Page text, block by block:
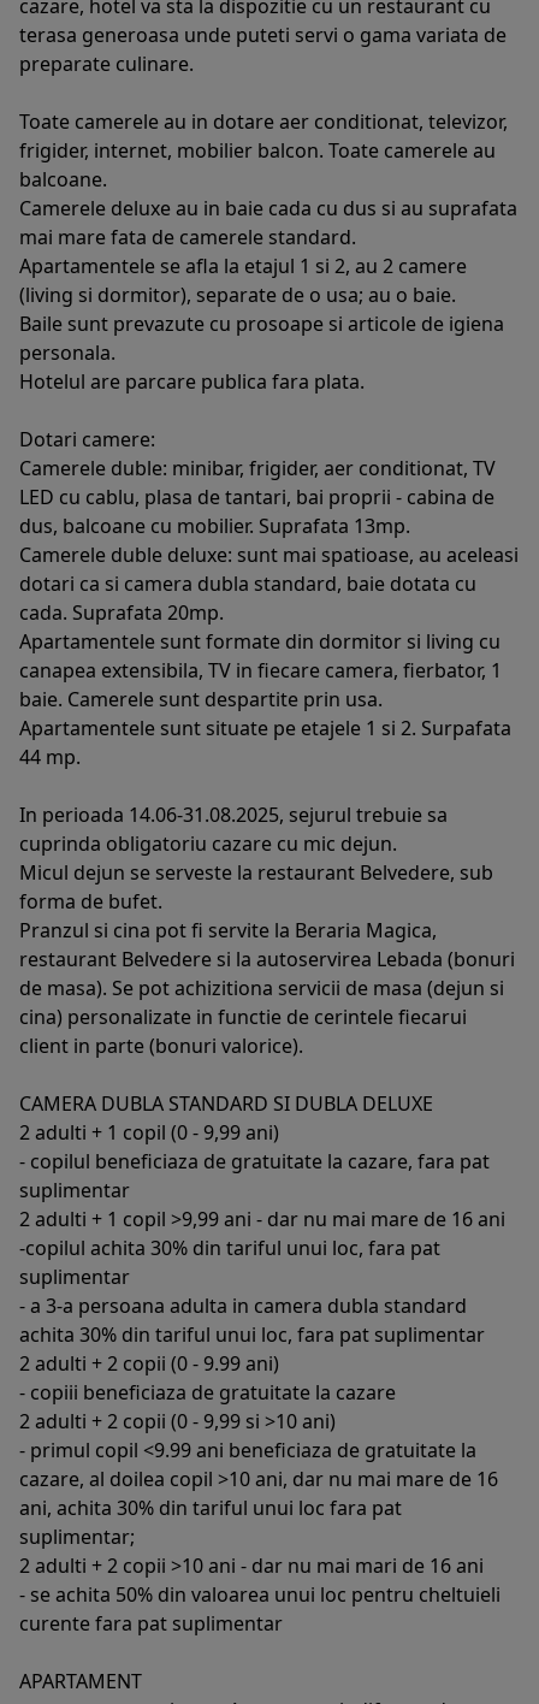
cazare, hotel va sta la dispozitie cu un restaurant cu
terasa generoasa unde puteti servi o gama variata de
preparate culinare.
Toate camerele au in dotare aer conditionat, televizor,
frigider, internet, mobilier balcon. Toate camerele au
balcoane.
Camerele deluxe au in baie cada cu dus si au suprafata
mai mare fata de camerele standard.
Apartamentele se afla la etajul 1 si 2, au 2 camere
(living si dormitor), separate de o usa; au o baie.
Baile sunt prevazute cu prosoape si articole de igiena
personala.
Hotelul are parcare publica fara plata.
Dotari camere:
Camerele duble: minibar, frigider, aer conditionat, TV
LED cu cablu, plasa de tantari, bai proprii - cabina de
dus, balcoane cu mobilier. Suprafata 13mp.
Camerele duble deluxe: sunt mai spatioase, au aceleasi
dotari ca si camera dubla standard, baie dotata cu
cada. Suprafata 20mp.
Apartamentele sunt formate din dormitor si living cu
canapea extensibila, TV in fiecare camera, fierbator, 1
baie. Camerele sunt despartite prin usa.
Apartamentele sunt situate pe etajele 1 si 2. Surpafata
44 mp.
In perioada 14.06-31.08.2025, sejurul trebuie sa
cuprinda obligatoriu cazare cu mic dejun.
Micul dejun se serveste la restaurant Belvedere, sub
forma de bufet.
Pranzul si cina pot fi servite la Beraria Magica,
restaurant Belvedere si la autoservirea Lebada (bonuri
de masa). Se pot achizitiona servicii de masa (dejun si
cina) personalizate in functie de cerintele fiecarui
client in parte (bonuri valorice).
CAMERA DUBLA STANDARD SI DUBLA DELUXE
2 adulti + 1 copil (0 - 9,99 ani)
- copilul beneficiaza de gratuitate la cazare, fara pat
suplimentar
2 adulti + 1 copil >9,99 ani - dar nu mai mare de 16 ani
-copilul achita 30% din tariful unui loc, fara pat
suplimentar
- a 3-a persoana adulta in camera dubla standard
achita 30% din tariful unui loc, fara pat suplimentar
2 adulti + 2 copii (0 - 9.99 ani)
- copiii beneficiaza de gratuitate la cazare
2 adulti + 2 copii (0 - 9,99 si >10 ani)
- primul copil <9.99 ani beneficiaza de gratuitate la
cazare, al doilea copil >10 ani, dar nu mai mare de 16
ani, achita 30% din tariful unui loc fara pat
suplimentar;
2 adulti + 2 copii >10 ani - dar nu mai mari de 16 ani
- se achita 50% din valoarea unui loc pentru cheltuieli
curente fara pat suplimentar
APARTAMENT